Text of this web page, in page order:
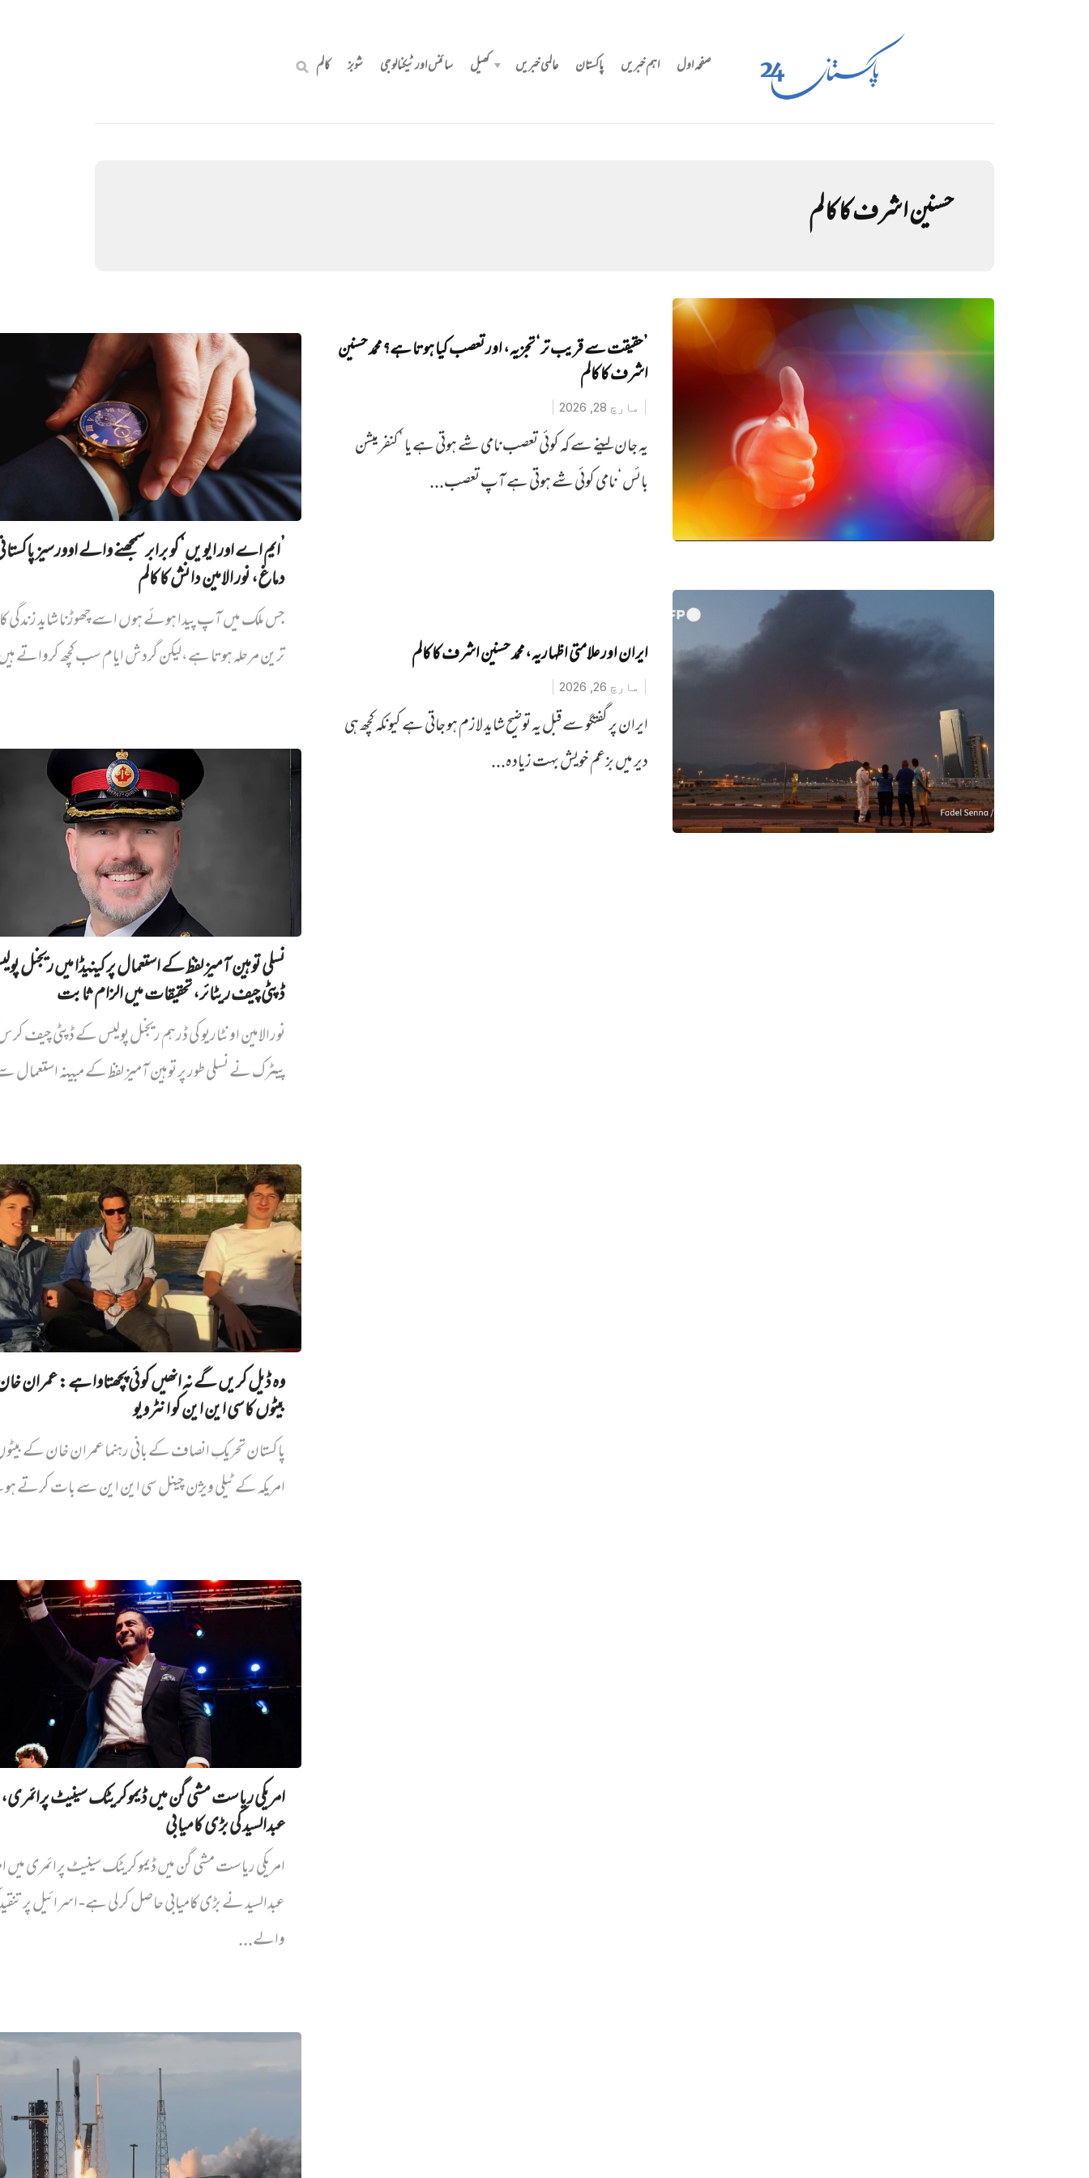
صفحہ اول اہم خبریں پاکستان عالمی خبریں کھیل سائنس اور ٹیکنالوجی شوبز کالم
حسنین اشرف کا کالم
’حقیقت سے قریب تر‘ تجزیہ، اور تعصب کیا ہوتا ہے؟ محمد حسنین
اشرف کا کالم
مارچ 28, 2026
یہ جان لینے سے کہ کوئی تعصب نامی شے ہوتی ہے یا ’کنفرمیشن
بائس‘ نامی کوئی شے ہوتی ہے آپ تعصب...
ایران اور علامتی اظہاریہ، محمد حسنین اشرف کا کالم
مارچ 26, 2026
ایران پر گفتگو سے قبل یہ توضیح شاید لازم ہو جاتی ہے کیونکہ کچھ ہی
دیر میں بزعم خویش بہت زیادہ...
’ایم اے اور ایویں‌‘ کو برابر سمجھنے والے اوورسیز
دماغ، نور الامین دانش کا کالم
جس ملک میں آپ پیدا ہوئے ہوں اسے چھوڑنا شاید زندگی
ترین مرحلہ ہوتا ہے،لیکن گردش ایام سب کچھ کرواتے
نسلی توہین آمیز لفظ کے استعمال پر کینیڈا میں ریجنل
ڈپٹی چیف ریٹائر، تحقیقات میں الزام ثابت
نورالامین اونٹاریو کی ڈرہم ریجنل پولیس کے ڈپٹی چیف
پیٹرک نے نسلی طور پر توہین آمیز لفظ کے مبینہ
وہ ڈیل کریں گے نہ انھیں کوئی پچھتاوا ہے: عمران
بیٹوں کا سی این این کو انٹرویو
پاکستان تحریکِ انصاف کے بانی رہنما عمران خان کے
امریکہ کے ٹیلی ویژن چینل سی این این سے بات کرتے
امریکی ریاست مشی گن میں ڈیموکریٹک سینیٹ پرائمری،
عبدالسید کی بڑی کامیابی
امریکی ریاست مشی گن میں ڈیموکریٹک سینیٹ پرائمری میں‌
عبدالسید نے بڑی کامیابی حاصل کر لی ہے- اسرائیل پر
والے...